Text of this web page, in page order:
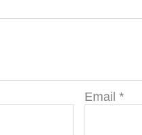
Email *